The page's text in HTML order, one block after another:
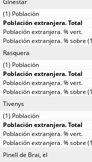
Ginestar
Rasquera
Tivenys
Pinell de Brai, el